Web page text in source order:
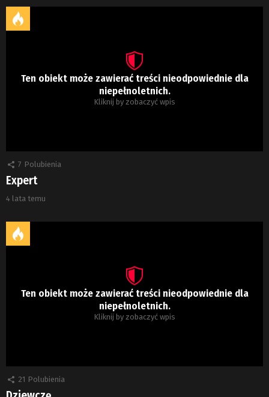
Ten obiekt może zawierać treści nieodpowiednie dla
niepełnoletnich.
Kliknij by zobaczyć wpis
7 Polubienia
Expert
4 lata temu
Ten obiekt może zawierać treści nieodpowiednie dla
niepełnoletnich.
Kliknij by zobaczyć wpis
21 Polubienia